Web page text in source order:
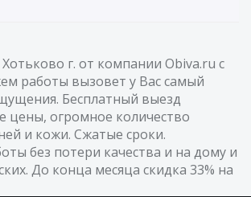
г. от компании Obiva.ru с
работы вызовет у Вас самый
Бесплатный выезд
цены, огромное количество
и кожи. Сжатые сроки.
без потери качества и на дому и
До конца месяца скидка 33% на